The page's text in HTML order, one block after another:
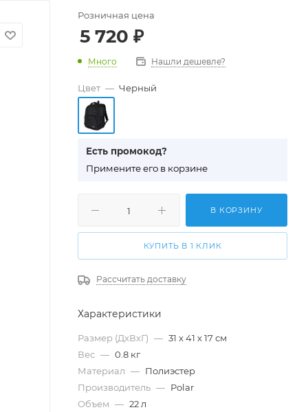
Розничная цена
5 720 ₽
Много Нашли дешевле?
Цвет — Черный
Есть промокод?
Примените его в корзине
В КОРЗИНУ
КУПИТЬ В 1 КЛИК
Рассчитать доставку
Характеристики
Размер (ДхВхГ) — 31 х 41 х 17 см
Вес — 0.8 кг
Материал — Полиэстер
Производитель — Polar
Объем — 22 л